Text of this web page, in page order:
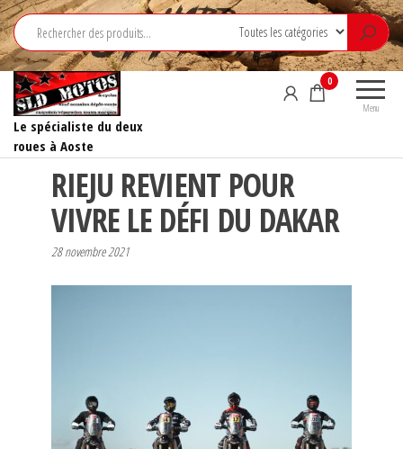
Aller
au
contenu
Le spécialiste du deux
roues à Aoste
Menu
0
RIEJU REVIENT POUR
VIVRE LE DÉFI DU DAKAR
28 novembre 2021